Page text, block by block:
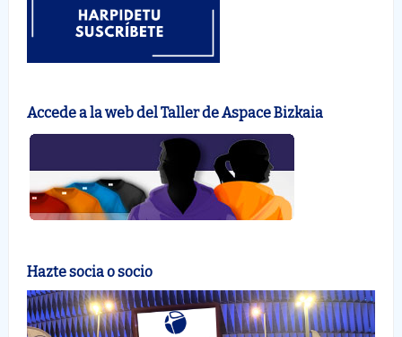
Accede a la web del Taller de Aspace Bizkaia
Hazte socia o socio